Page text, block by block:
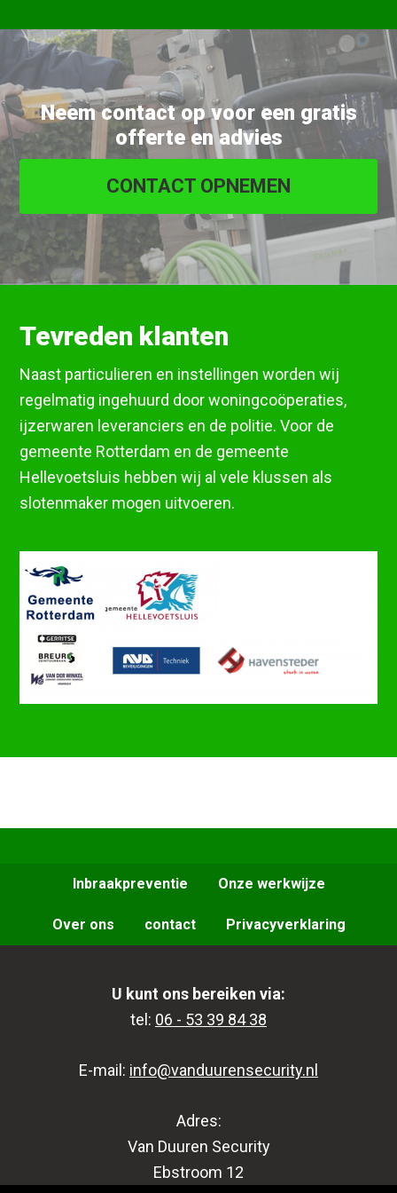
Neem contact op voor een gratis
offerte en advies
CONTACT OPNEMEN
Tevreden klanten
Naast particulieren en instellingen worden wij
regelmatig ingehuurd door woningcoöperaties,
ijzerwaren leveranciers en de politie. Voor de
gemeente Rotterdam en de gemeente
Hellevoetsluis hebben wij al vele klussen als
slotenmaker mogen uitvoeren.
Inbraakpreventie Onze werkwijze
Over ons contact Privacyverklaring
U kunt ons bereiken via:
tel: 06 - 53 39 84 38
E-mail: info@vanduurensecurity.nl
Adres:
Van Duuren Security
Ebstroom 12